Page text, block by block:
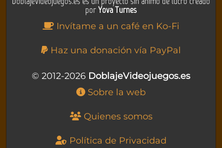
porYova Turnes
Invítame a un café en Ko-Fi
Haz una donación vía PayPal
© 2012-2026 DoblajeVideojuegos.es
Sobre la web
Quienes somos
Política de Privacidad